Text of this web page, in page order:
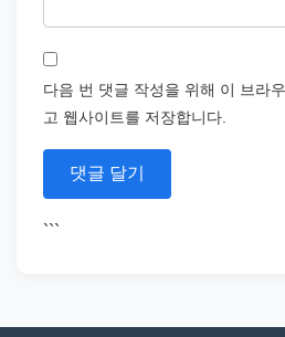
다음 번 댓글 작성을 위해 이 브라
고 웹사이트를 저장합니다.
```